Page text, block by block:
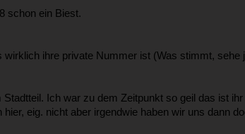
schon ein Biest.
ihre private Nummer ist (Was stimmt, sehe
Ich war zu dem Zeitpunkt so geil das ist
eig. nicht aber irgendwie haben wir uns dann